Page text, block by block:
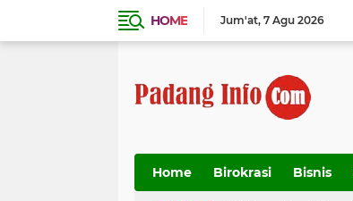
HOME Jum'at 7 Agu 2026
Home Birokrasi Bisnis